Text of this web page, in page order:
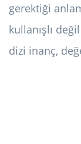
gerektiği
kullanışlı
dizi inanç,